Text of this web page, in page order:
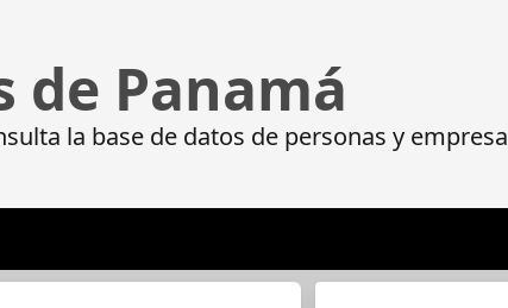
de Panamá
la base de datos de personas y